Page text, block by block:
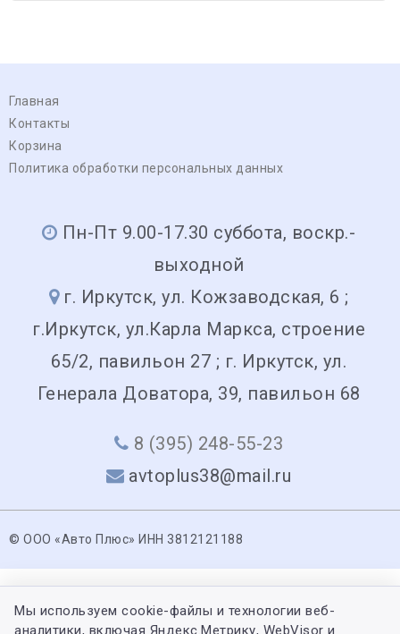
Главная
Контакты
Корзина
Политика обработки персональных данных
Пн-Пт 9.00-17.30 суббота, воскр.-
выходной
г. Иркутск, ул. Кожзаводская, 6 ;
г.Иркутск, ул.Карла Маркса, строение
65/2, павильон 27 ; г. Иркутск, ул.
Генерала Доватора, 39, павильон 68
8 (395) 248-55-23
avtoplus38@mail.ru
© ООО «Авто Плюс» ИНН 3812121188
Мы используем cookie-файлы и технологии веб-
аналитики, включая Яндекс.Метрику, WebVisor и